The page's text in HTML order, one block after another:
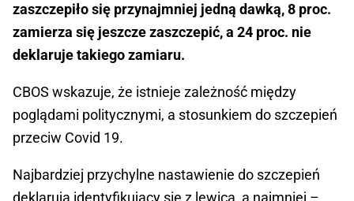
zaszczepiło się przynajmniej jedną dawką, 8 proc.
zamierza się jeszcze zaszczepić, a 24 proc. nie
deklaruje takiego zamiaru.
CBOS wskazuje, że istnieje zależność między
poglądami politycznymi, a stosunkiem do szczepień
przeciw Covid 19.
Najbardziej przychylne nastawienie do szczepień